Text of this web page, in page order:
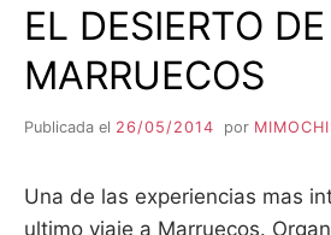
EL DESIERTO DE
MARRUECOS
Publicada el 26/05/2014 por
Una de las experiencias mas
ultimo viaje a Marruecos.